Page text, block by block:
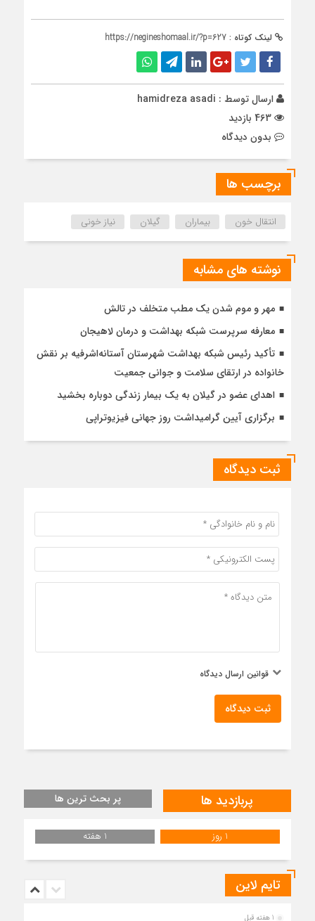
لینک کوتاه : https://negineshomaal.ir/?p=627
ارسال توسط : hamidreza asadi
بدون دیدگاه
برچسب ها
انتقال خون بیماران گیلان نیاز خونی
نوشته های مشابه
مهر و موم شدن یک مطب متخلف در تالش
معارفه سرپرست شبکه بهداشت و درمان لاهیجان
تأکید رئیس شبکه بهداشت شهرستان آستانه‌اشرفیه بر نقش
خانواده در ارتقای سلامت و جوانی جمعیت
اهدای عضو در گیلان به یک بیمار زندگی دوباره بخشید
برگزاری آیین گرامیداشت روز جهانی فیزیوتراپی
ثبت دیدگاه
قوانین ارسال دیدگاه
ثبت دیدگاه
پربازدید ها پر بحث ترین ها
1 روز 1 هفته
تایم لاین
1 هفته قبل